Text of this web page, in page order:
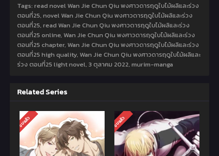
Tags: read novel Wan Jie Chun Qiu พงศาวดารฤดูใบไม้ผลิและร่วง
ตอนที่25, novel Wan Jie Chun Qiu พงศาวดารฤดูใบไม้ผลิและร่วง
ตอนที่25, read Wan Jie Chun Qiu พงศาวดารฤดูใบไม้ผลิและร่วง
ตอนที่25 online, Wan Jie Chun Qiu พงศาวดารฤดูใบไม้ผลิและร่วง
ตอนที่25 chapter, Wan Jie Chun Qiu พงศาวดารฤดูใบไม้ผลิและร่วง
ตอนที่25 high quality, Wan Jie Chun Qiu พงศาวดารฤดูใบไม้ผลิและ
ร่วง ตอนที่25 light novel, 3 ตุลาคม 2022, murim-manga
Related Series
จบแล้ว จบแล้ว